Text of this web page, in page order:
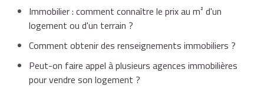
Immobilier : comment connaître le prix au m² d'un
logement ou d'un terrain ?
Comment obtenir des renseignements immobiliers ?
Peut-on faire appel à plusieurs agences immobilières
pour vendre son logement ?